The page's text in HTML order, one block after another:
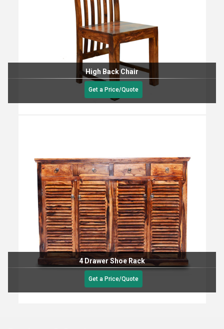
High Back Chair
Get a Price/Quote
4 Drawer Shoe Rack
Get a Price/Quote